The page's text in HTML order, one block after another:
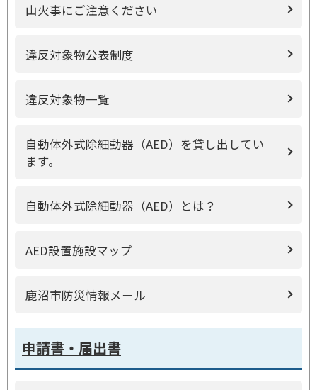
山火事にご注意ください
違反対象物公表制度
違反対象物一覧
自動体外式除細動器（AED）を貸し出してい
ます。
自動体外式除細動器（AED）とは？
AED設置施設マップ
鹿沼市防災情報メール
申請書・届出書